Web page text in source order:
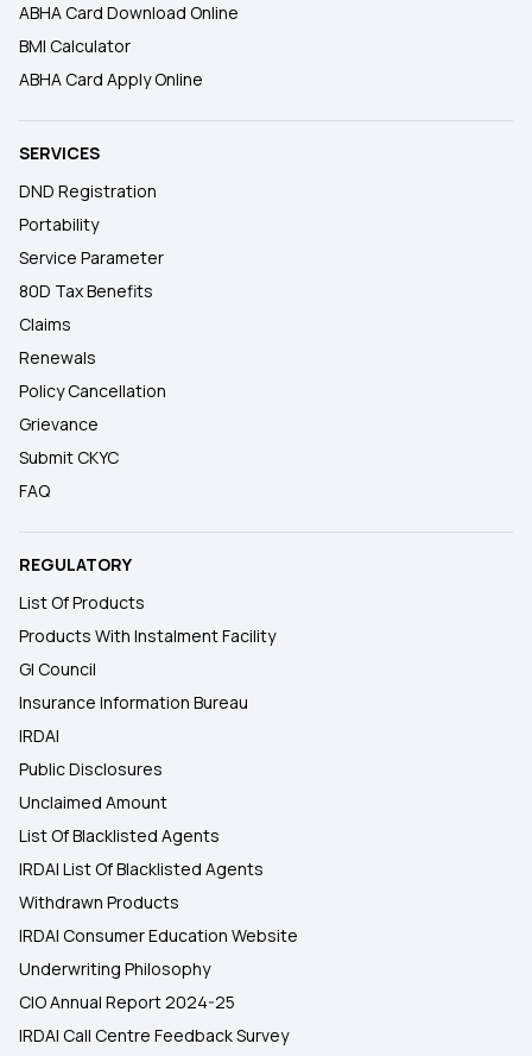
ABHA Card Download Online
BMI Calculator
ABHA Card Apply Online
SERVICES
DND Registration
Portability
Service Parameter
80D Tax Benefits
Claims
Renewals
Policy Cancellation
Grievance
Submit CKYC
FAQ
REGULATORY
List Of Products
Products With Instalment Facility
GI Council
Insurance Information Bureau
IRDAI
Public Disclosures
Unclaimed Amount
List Of Blacklisted Agents
IRDAI List Of Blacklisted Agents
Withdrawn Products
IRDAI Consumer Education Website
Underwriting Philosophy
CIO Annual Report 2024-25
IRDAI Call Centre Feedback Survey